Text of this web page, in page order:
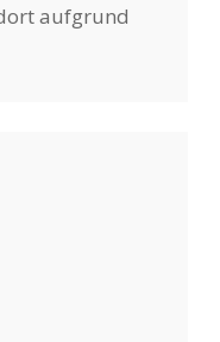
aufgrund